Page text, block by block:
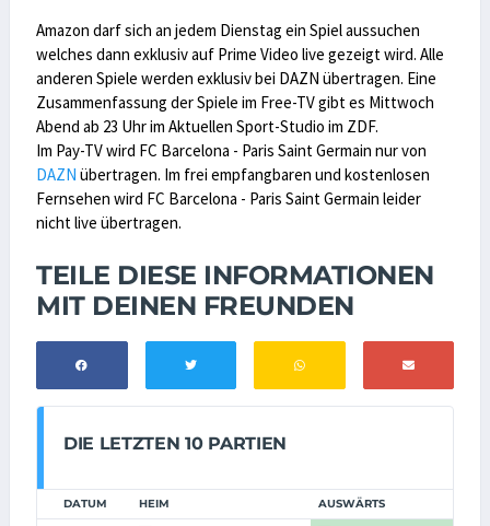
Amazon darf sich an jedem Dienstag ein Spiel aussuchen
welches dann exklusiv auf Prime Video live gezeigt wird. Alle
anderen Spiele werden exklusiv bei DAZN übertragen. Eine
Zusammenfassung der Spiele im Free-TV gibt es Mittwoch
Abend ab 23 Uhr im Aktuellen Sport-Studio im ZDF.
Im Pay-TV wird FC Barcelona - Paris Saint Germain nur von
DAZN übertragen. Im frei empfangbaren und kostenlosen
Fernsehen wird FC Barcelona - Paris Saint Germain leider
nicht live übertragen.
TEILE DIESE INFORMATIONEN
MIT DEINEN FREUNDEN
DIE LETZTEN 10 PARTIEN
DATUM HEIM AUSWÄRTS